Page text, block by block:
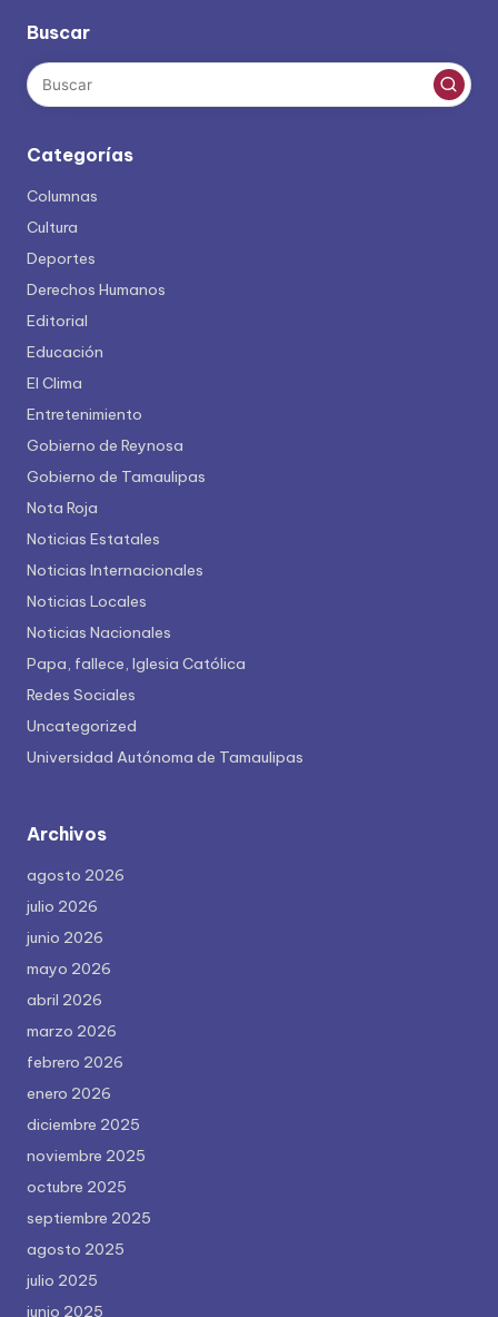
Buscar
Categorías
Columnas
Cultura
Deportes
Derechos Humanos
Editorial
Educación
El Clima
Entretenimiento
Gobierno de Reynosa
Gobierno de Tamaulipas
Nota Roja
Noticias Estatales
Noticias Internacionales
Noticias Locales
Noticias Nacionales
Papa, fallece, Iglesia Católica
Redes Sociales
Uncategorized
Universidad Autónoma de Tamaulipas
Archivos
agosto 2026
julio 2026
junio 2026
mayo 2026
abril 2026
marzo 2026
febrero 2026
enero 2026
diciembre 2025
noviembre 2025
octubre 2025
septiembre 2025
agosto 2025
julio 2025
junio 2025